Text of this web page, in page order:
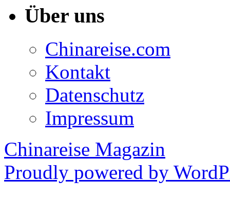
Über uns
Chinareise.com
Kontakt
Datenschutz
Impressum
Chinareise Magazin
Proudly powered by